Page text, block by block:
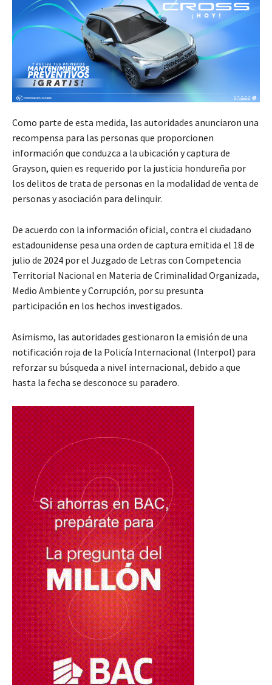
Como parte de esta medida, las autoridades anunciaron una
recompensa para las personas que proporcionen
información que conduzca a la ubicación y captura de
Grayson, quien es requerido por la justicia hondureña por
los delitos de trata de personas en la modalidad de venta de
personas y asociación para delinquir.
De acuerdo con la información oficial, contra el ciudadano
estadounidense pesa una orden de captura emitida el 18 de
julio de 2024 por el Juzgado de Letras con Competencia
Territorial Nacional en Materia de Criminalidad Organizada,
Medio Ambiente y Corrupción, por su presunta
participación en los hechos investigados.
Asimismo, las autoridades gestionaron la emisión de una
notificación roja de la Policía Internacional (Interpol) para
reforzar su búsqueda a nivel internacional, debido a que
hasta la fecha se desconoce su paradero.